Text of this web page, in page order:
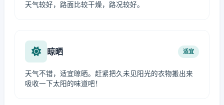
天气较好，路面比较干燥，路况较好。
晾晒 适宜
天气不错，适宜晾晒。赶紧把久未见阳光的衣物搬出来
吸收一下太阳的味道吧！